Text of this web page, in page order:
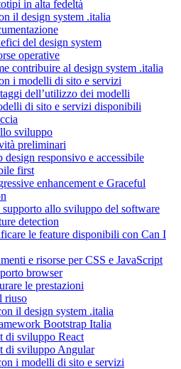
in alta fedeltà
il design system .italia
del design system
operative
contribuire al design system .italia
i modelli di sito e servizi
dell’utilizzo dei modelli
di sito e servizi disponibili
sviluppo
preliminari
design responsivo e accessibile
first
enhancement e Graceful
allo sviluppo del software
detection
le feature disponibili con Can I
e risorse per CSS e JavaScript
browser
le prestazioni
riuso
il design system .italia
Bootstrap Italia
di sviluppo React
di sviluppo Angular
i modelli di sito e servizi